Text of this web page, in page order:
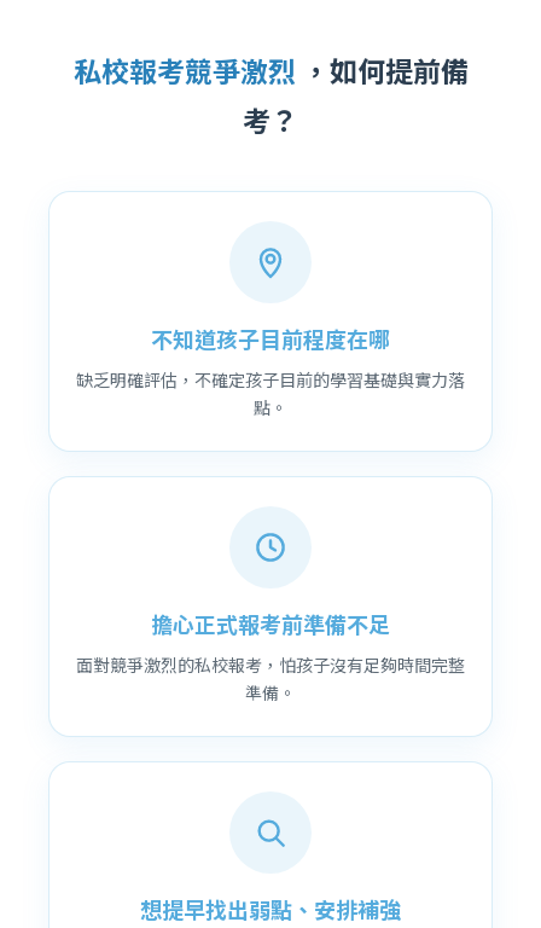
私校報考競爭激烈 ，如何提前備
考？
不知道孩子目前程度在哪
缺乏明確評估，不確定孩子目前的學習基礎與實力落
點。
擔心正式報考前準備不足
面對競爭激烈的私校報考，怕孩子沒有足夠時間完整
準備。
想提早找出弱點、安排補強